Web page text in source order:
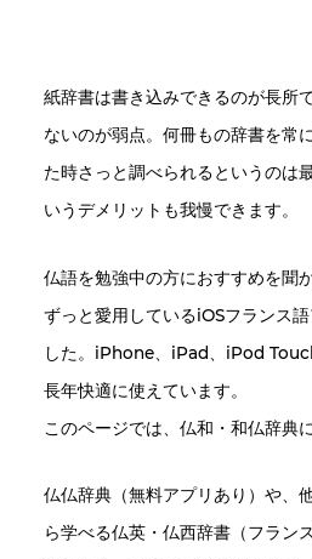
紙辞書は書き込みできるのが長所
ないのが弱点。何冊もの辞書を常
た時さっと調べられるというのは
いうデメリットも我慢できます。
仏語を勉強中の方におすすめを聞
ずっと愛用しているiOSフランス
した。iPhone、iPad、iPod
長年快適に使えています。
このページでは、仏和・和仏辞典
仏仏辞典（無料アプリあり）や、
ら学べる仏英・仏西辞書（フラ